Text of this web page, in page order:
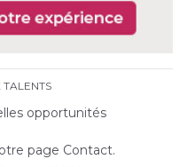
opportunités
page Contact.